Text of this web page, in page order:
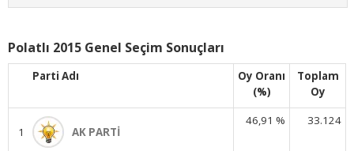
Polatlı 2015 Genel Seçim Sonuçları
Parti Adı
Oy Oranı
(%)
Toplam
Oy
1 AK PARTİ
46,91 % 33.124